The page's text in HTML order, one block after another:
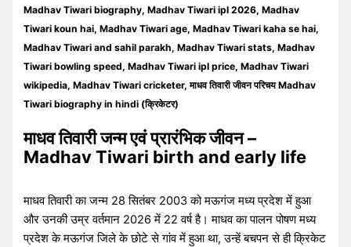
Madhav Tiwari biography, Madhav Tiwari ipl 2026, Madhav
Tiwari koun hai, Madhav Tiwari age, Madhav Tiwari kaha se hai,
Madhav Tiwari and sahil parakh, Madhav Tiwari stats, Madhav
Tiwari bowling speed, Madhav Tiwari ipl price, Madhav Tiwari
wikipedia, Madhav Tiwari cricketer, माधव तिवारी जीवन परिचय Madhav
Tiwari biography in hindi (क्रिकेटर)
माधव तिवारी जन्म एवं प्रारंभिक जीवन –
Madhav Tiwari birth and early life
माधव तिवारी का जन्म 28 सितंबर 2003 को मऊगंज मध्य प्रदेश में हुआ
और उनकी उम्र वर्तमान 2026 में 22 वर्ष है। माधव का पालन पोषण मध्य
प्रदेश के मऊगंज जिले के छोटे से गांव में हुआ था, उन्हें बचपन से ही क्रिकेट